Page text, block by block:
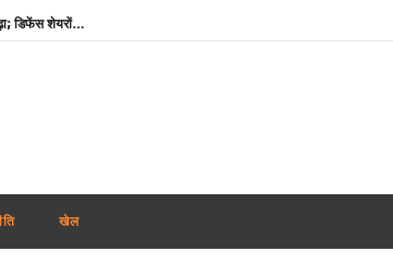
शेयर बाजार की सपाट शुरुआत, सेंसेक्स 163 अंक चढ़ा; डिफेंस शेयरों में तेजी, IT और रियल्टी पर दबाव
शेख हसीना के बेटे सजीब ने पीएम मोदी का जताया आभार, कहा- भारत ने दिया पूरा सम्मान
तमिलनाडु में आज कृषि बजट : कर्ज माफी, MSP और खरीद प्रोत्साहन पर किसानों की टिकी निगाहें
खेल